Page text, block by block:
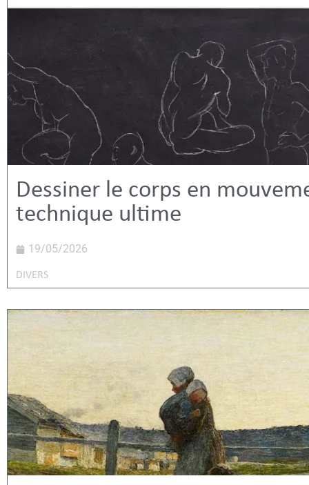
Dessiner le corps en
technique ultime
19/05/2026
DIVERS